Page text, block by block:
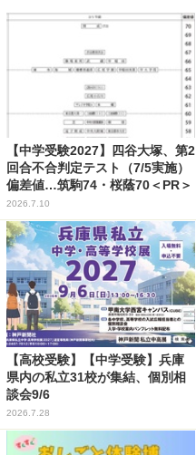
【中学受験2027】四谷大塚、第2
回合不合判定テスト（7/5実施）
偏差値…筑駒74・桜蔭70＜PR＞
2026.7.10
【高校受験】【中学受験】兵庫
県内の私立31校が集結、個別相
談会9/6
2026.7.28